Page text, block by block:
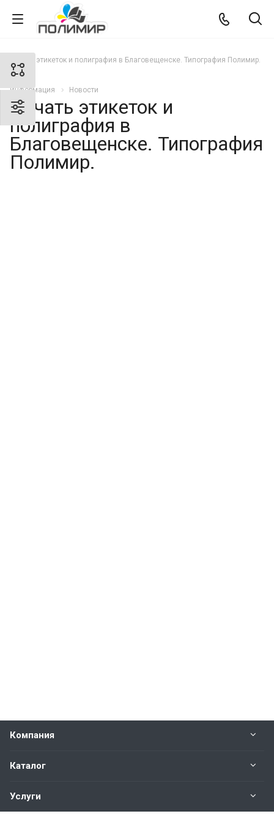
Печать этикеток и полиграфия в Благовещенске. Типография Полимир.
Информация Новости
Печать этикеток и
полиграфия в
Благовещенске. Типография
Полимир.
Компания
Каталог
Услуги